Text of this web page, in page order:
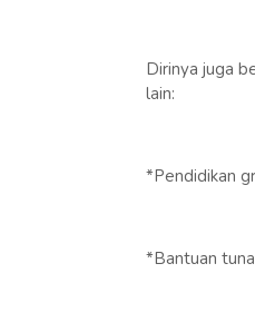
Dirinya juga
lain:
*Pendidikan
*Bantuan